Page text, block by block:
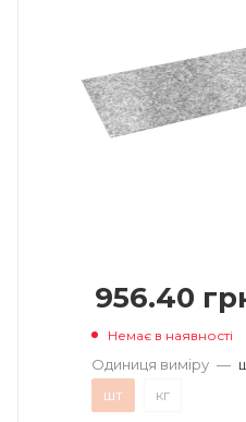
956.40
Немає в наявності
Одиниця виміру —
шт
кг